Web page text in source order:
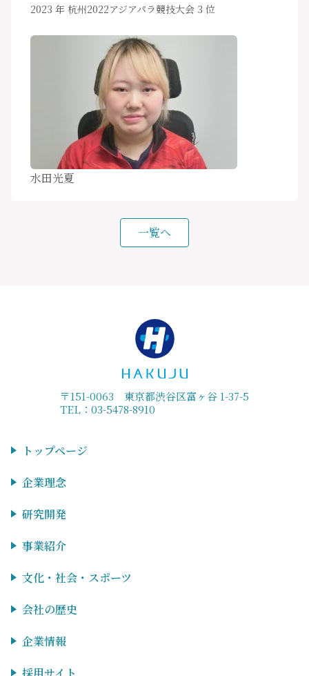
2023 年 杭州2022アジアパラ競技大会 3 位
水田光夏
一覧へ
〒151-0063 東京都渋谷区富ヶ谷 1-37-5
TEL：03-5478-8910
トップページ
企業理念
研究開発
事業紹介
文化・社会・スポーツ
会社の歴史
企業情報
採用サイト